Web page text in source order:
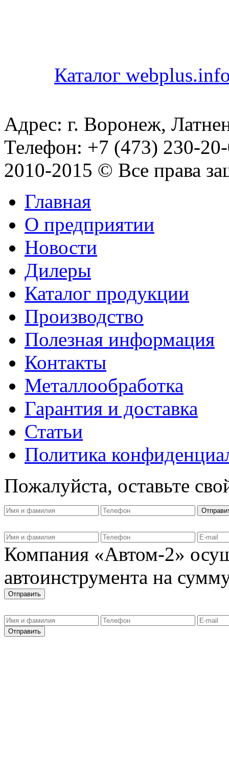
Каталог
Адрес: г. Воронеж,
Телефон: +7 (473) 230-
2010-2015 © Все права
Главная
О предприятии
Новости
Дилеры
Каталог продукции
Производство
Полезная информация
Контакты
Металлообработка
Гарантия и доставка
Статьи
Политика
Пожалуйста, оставьте
Компания «Автом-2»
автоинструмента на